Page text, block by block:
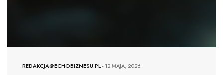
REDAKCJA@ECHOBIZNESU.PL-12 MAJA, 2026